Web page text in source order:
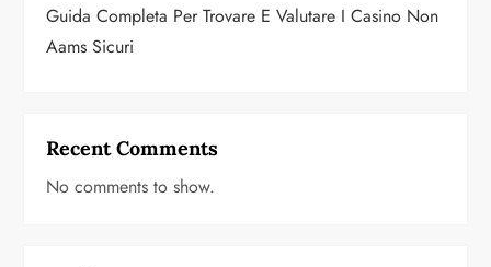
Guida Completa Per Trovare E Valutare I Casino Non
Aams Sicuri
Recent Comments
No comments to show.